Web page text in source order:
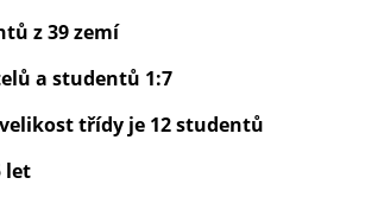
z 39 zemí
a studentů 1:7
třídy je 12 studentů
let